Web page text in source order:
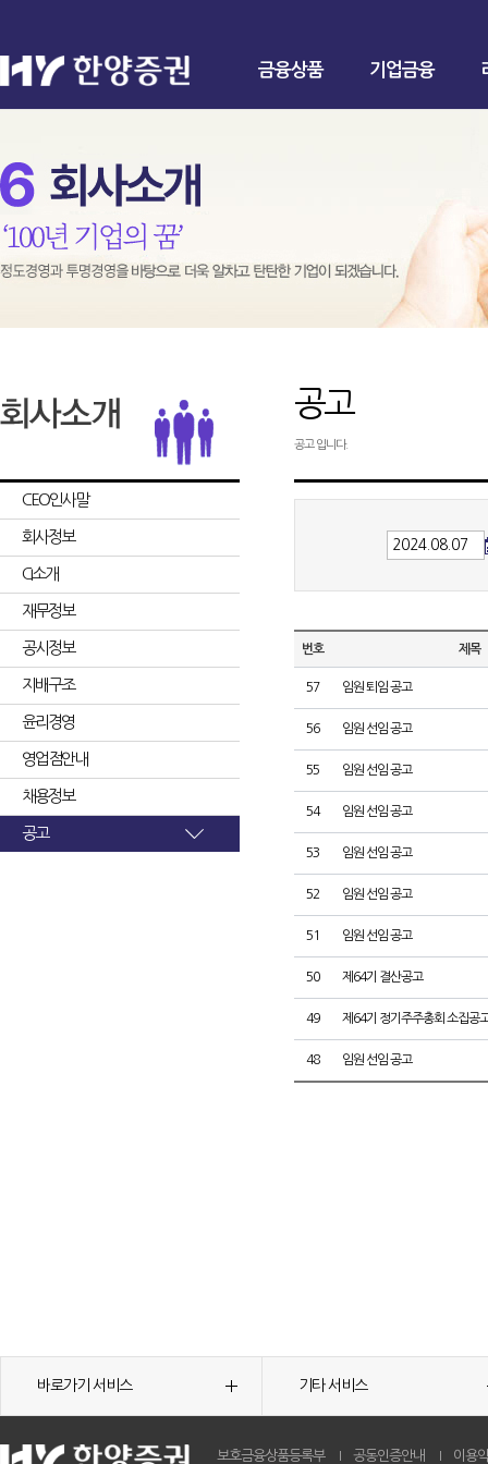
금융상품 기업금융
CEO인사말
회사정보
CI소개
재무정보
공시정보
지배구조
윤리경영
영업점안내
채용정보
공고
공고
공고 입니다.
번호 제목
57 임원 퇴임 공고
56 임원 선임 공고
55 임원 선임 공고
54 임원 선임 공고
53 임원 선임 공고
52 임원 선임 공고
51 임원 선임 공고
50 제64기 결산공고
49 제64기 정기주주총회 소집공
48 임원 선임 공고
바로가기 서비스 기타 서비스
보호금융상품등록부 공동인증안내 이용